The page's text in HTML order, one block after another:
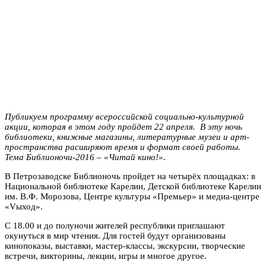
Публикуем программу всероссийской социально-культурной
акции, которая в этом году пройдет 22 апреля. В эту ночь
библиотеки, книжные магазины, литературные музеи и арт-
пространства расширяют время и формат своей работы.
Тема Библионочи-2016 – «Читай кино!».
В Петрозаводске Библионочь пройдет на четырёх площадках: в
Национальной библиотеке Карелии, Детской библиотеке Карелии
им. В.Ф. Морозова, Центре культуры «Премьер» и медиа-центре
«Vыход».
С 18.00 и до полуночи жителей республики приглашают
окунуться в мир чтения. Для гостей будут организованы
кинопоказы, выставки, мастер-классы, экскурсии, творческие
встречи, викторины, лекции, игры и многое другое.